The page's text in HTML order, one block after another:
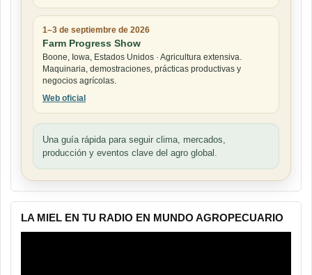
1–3 de septiembre de 2026
Farm Progress Show
Boone, Iowa, Estados Unidos · Agricultura extensiva.
Maquinaria, demostraciones, prácticas productivas y
negocios agrícolas.
Web oficial
Una guía rápida para seguir clima, mercados,
producción y eventos clave del agro global.
LA MIEL EN TU RADIO EN MUNDO AGROPECUARIO